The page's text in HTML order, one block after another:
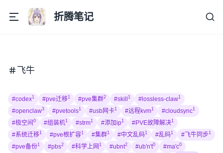
折腾笔记
飞牛
#codex1 #pve迁移1 #pve集群2 #skill 1 #lossless-claw1
#openclaw3 #pvetools1 #usb网卡1 #远程kvm1 #cloudsync1
#极空间 0 #组装机1 #strm1 #添加ip1 #PVE故障解决1
#系统迁移1 #pve根扩容1 #集群1 #中文乱码1 #乱码1 #飞牛同步1
#pve备份1 #pbs2 #科学上网 1 #ubnt2 #ub'n't0 #ma'c0